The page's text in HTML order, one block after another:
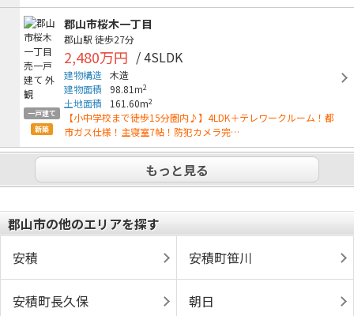
一戸建て
新築
郡山市桜木一丁目
郡山駅 徒歩27分
2,480万円 / 4SLDK
建物構造 木造
建物面積
98.81m2
土地面積 161.60m2
【小中学校まで徒歩15分圏内♪】4LDK＋テレワークルーム！都
市ガス仕様！主寝室7帖！防犯カメラ完…
もっと見る
郡山市の他のエリアを探す
安積
安積町笹川
安積町長久保 朝日